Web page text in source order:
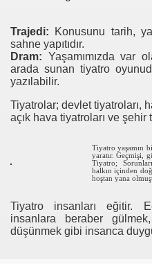
Trajedi:
Konusunu tarih,
sahne yapıtıdır.
Dram: Yaşamımızda var
arada sunan tiyatro
yazılabilir.
Tiyatrolar; devlet tiyatroları,
açık hava tiyatroları ve şehir
Tiyatro yaşamın
yaratır. Geçmişi,
Tiyatro;
halkın içinden
hoştan yana
Tiyatro insanları eğitir.
insanlara beraber
düşünmek gibi insanca